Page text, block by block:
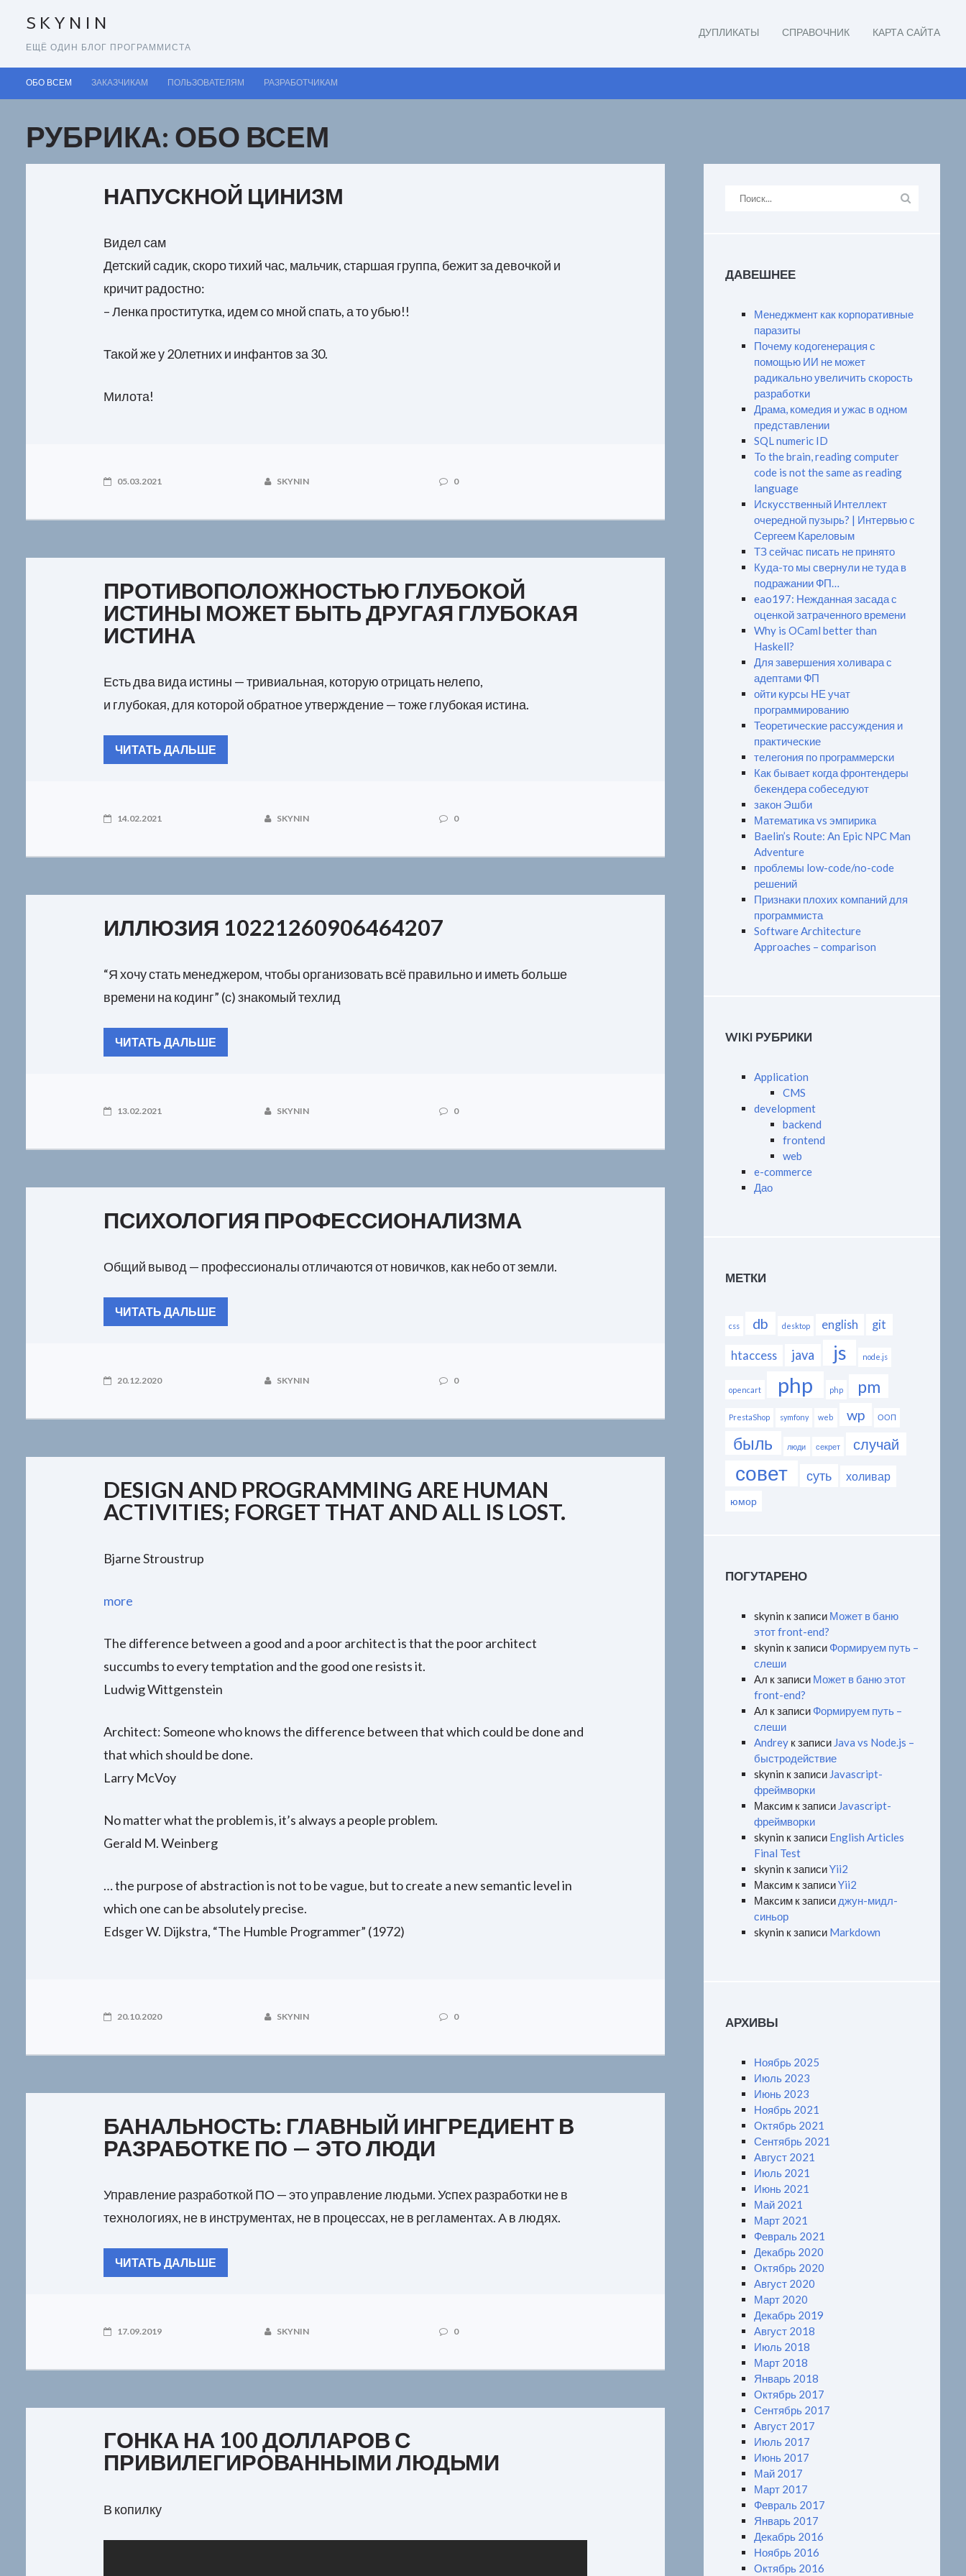
SKYNIN
ЕЩЁ ОДИН БЛОГ ПРОГРАММИСТА
ДУПЛИКАТЫ СПРАВОЧНИК КАРТА САЙТА
ОБО ВСЕМ ЗАКАЗЧИКАМ ПОЛЬЗОВАТЕЛЯМ РАЗРАБОТЧИКАМ
РУБРИКА: ОБО ВСЕМ
НАПУСКНОЙ ЦИНИЗМ
Видел сам
Детский садик, скоро тихий час, мальчик, старшая группа, бежит за девочкой и
кричит радостно:
– Ленка проститутка, идем со мной спать, а то убью!!
Такой же у 20летних и инфантов за 30.
Милота!
05.03.2021 SKYNIN 0
ПРОТИВОПОЛОЖНОСТЬЮ ГЛУБОКОЙ
ИСТИНЫ МОЖЕТ БЫТЬ ДРУГАЯ ГЛУБОКАЯ
ИСТИНА
Есть два вида истины — тривиальная, которую отрицать нелепо,
и глубокая, для которой обратное утверждение — тоже глубокая истина.
ЧИТАТЬ ДАЛЬШЕ
14.02.2021 SKYNIN 0
ИЛЛЮЗИЯ 10221260906464207
“Я хочу стать менеджером, чтобы организовать всё правильно и иметь больше
времени на кодинг” (с) знакомый техлид
ЧИТАТЬ ДАЛЬШЕ
13.02.2021 SKYNIN 0
ПСИХОЛОГИЯ ПРОФЕССИОНАЛИЗМА
Общий вывод — профессионалы отличаются от новичков, как небо от земли.
ЧИТАТЬ ДАЛЬШЕ
20.12.2020 SKYNIN 0
DESIGN AND PROGRAMMING ARE HUMAN
ACTIVITIES; FORGET THAT AND ALL IS LOST.
Bjarne Stroustrup
more
The difference between a good and a poor architect is that the poor architect
succumbs to every temptation and the good one resists it.
Ludwig Wittgenstein
Architect: Someone who knows the difference between that which could be done and
that which should be done.
Larry McVoy
No matter what the problem is, it’s always a people problem.
Gerald M. Weinberg
… the purpose of abstraction is not to be vague, but to create a new semantic level in
which one can be absolutely precise.
Edsger W. Dijkstra, “The Humble Programmer” (1972)
20.10.2020 SKYNIN 0
БАНАЛЬНОСТЬ: ГЛАВНЫЙ ИНГРЕДИЕНТ В
РАЗРАБОТКЕ ПО — ЭТО ЛЮДИ
Управление разработкой ПО — это управление людьми. Успех разработки не в
технологиях, не в инструментах, не в процессах, не в регламентах. А в людях.
ЧИТАТЬ ДАЛЬШЕ
17.09.2019 SKYNIN 0
ГОНКА НА 100 ДОЛЛАРОВ С
ПРИВИЛЕГИРОВАННЫМИ ЛЮДЬМИ
В копилку
ДАВЕШНЕЕ
Менеджмент как корпоративные
паразиты
Почему кодогенерация с
помощью ИИ не может
радикально увеличить скорость
разработки
Драма, комедия и ужас в одном
представлении
SQL numeric ID
To the brain, reading computer
code is not the same as reading
language
Искусственный Интеллект
очередной пузырь? | Интервью с
Сергеем Кареловым
ТЗ сейчас писать не принято
Куда-то мы свернули не туда в
подражании ФП…
eao197: Нежданная засада с
оценкой затраченного времени
Why is OCaml better than
Haskell?
Для завершения холивара с
адептами ФП
ойти курсы НЕ учат
программированию
Теоретические рассуждения и
практические
телегония по программерски
Как бывает когда фронтендеры
бекендера собеседуют
закон Эшби
Математика vs эмпирика
Baelin’s Route: An Epic NPC Man
Adventure
проблемы low-code/no-code
решений
Признаки плохих компаний для
программиста
Software Architecture
Approaches – comparison
WIKI РУБРИКИ
Application
CMS
development
backend
frontend
web
e-commerce
Дао
МЕТКИ
css db desktop english git
htaccess java js node.js
opencart php php pm
PrestaShop symfony web wp ООП
быль люди секрет случай
совет суть холивар
юмор
ПОГУТАРЕНО
skynin к записи Может в баню
этот front-end?
skynin к записи Формируем путь –
слеши
Ал к записи Может в баню этот
front-end?
Ал к записи Формируем путь –
слеши
Andreyк записи Java vs Node.js –
быстродействие
skynin к записи Javascript-
фреймворки
Максимк записи Javascript-
фреймворки
skynin к записи English Articles
Final Test
skynin к записиYii2
Максимк записиYii2
Максимк записи джун-мидл-
синьор
skynin к записи Markdown
АРХИВЫ
Ноябрь 2025
Июль 2023
Июнь 2023
Ноябрь 2021
Октябрь 2021
Сентябрь 2021
Август 2021
Июль 2021
Июнь 2021
Май 2021
Март 2021
Февраль 2021
Декабрь 2020
Октябрь 2020
Август 2020
Март 2020
Декабрь 2019
Август 2018
Июль 2018
Март 2018
Январь 2018
Октябрь 2017
Сентябрь 2017
Август 2017
Июль 2017
Июнь 2017
Май 2017
Март 2017
Февраль 2017
Январь 2017
Декабрь 2016
Ноябрь 2016
Октябрь 2016